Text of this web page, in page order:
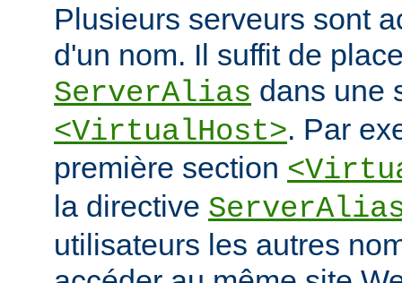
Plusieurs serveurs sont
d'un nom. Il suffit de
ServerAlias dans une
<VirtualHost>. Par
première section
la directive
utilisateurs les autres